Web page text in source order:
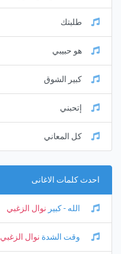
طلبتك
هو حبيبي
كبير الشوق
إتحبني
كل المعاني
احدث كلمات الاغانى
الله - كبير نوال الزغبي
وقت الشدة نوال الزغبي